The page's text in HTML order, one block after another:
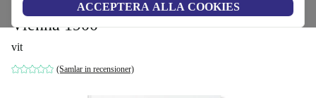
ACCEPTERA ALLA COOKIES
Vienna 1900
vit
(Samlar in recensioner)